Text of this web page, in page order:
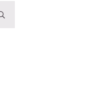
Submit search